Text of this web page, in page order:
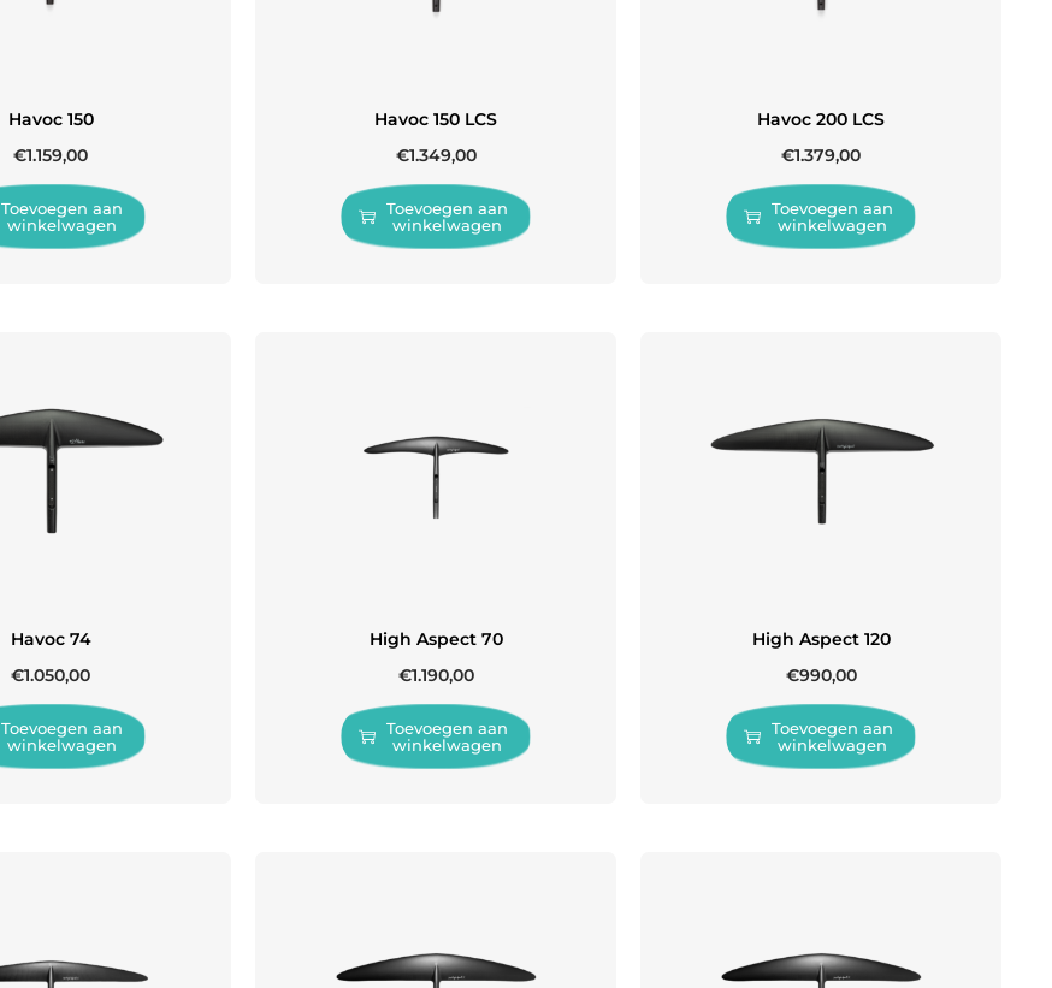
Havoc 150
€1.159,00
Toevoegen aan
winkelwagen
Havoc 150 LCS
€1.349,00
Toevoegen aan
winkelwagen
Havoc 200 LCS
€1.379,00
Toevoegen aan
winkelwagen
Havoc 74
€1.050,00
Toevoegen aan
winkelwagen
High Aspect 70
€1.190,00
Toevoegen aan
winkelwagen
High Aspect 120
€990,00
Toevoegen aan
winkelwagen